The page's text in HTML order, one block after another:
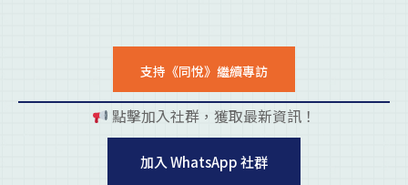
支持《同悅》繼續專訪
點擊加入社群，獲取最新資訊！
加入 WhatsApp 社群